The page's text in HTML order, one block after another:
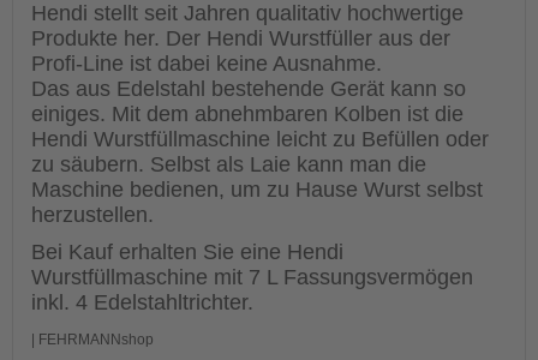
Hendi stellt seit Jahren qualitativ hochwertige
Produkte her. Der Hendi Wurstfüller aus der
Profi-Line ist dabei keine Ausnahme.
Das aus Edelstahl bestehende Gerät kann so
einiges. Mit dem abnehmbaren Kolben ist die
Hendi Wurstfüllmaschine leicht zu Befüllen oder
zu säubern. Selbst als Laie kann man die
Maschine bedienen, um zu Hause Wurst selbst
herzustellen.
Bei Kauf erhalten Sie eine Hendi
Wurstfüllmaschine mit 7 L Fassungsvermögen
inkl. 4 Edelstahltrichter.
| FEHRMANNshop